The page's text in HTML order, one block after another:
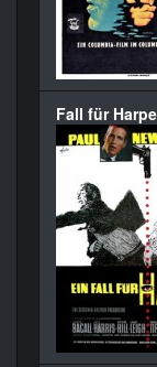
Fall für